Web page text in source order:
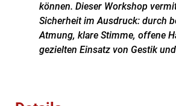
können. Dieser Workshop
Sicherheit im Ausdruck: durch
Atmung, klare Stimme, offene
gezielten Einsatz von Gestik und